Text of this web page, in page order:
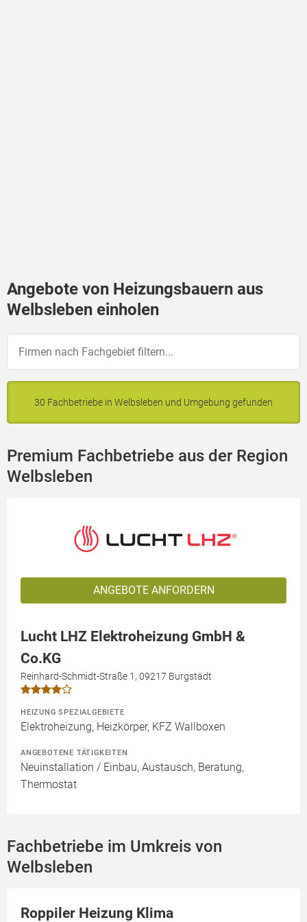
Angebote von Heizungsbauern aus
Welbsleben einholen
30 Fachbetriebe in Welbsleben und Umgebung gefunden
Premium Fachbetriebe aus der Region
Welbsleben
ANGEBOTE ANFORDERN
Lucht LHZ Elektroheizung GmbH &
Co.KG
Reinhard-Schmidt-Straße 1, 09217 Burgstädt
HEIZUNG SPEZIALGEBIETE
Elektroheizung, Heizkörper, KFZ Wallboxen
ANGEBOTENE TÄTIGKEITEN
Neuinstallation / Einbau, Austausch, Beratung,
Thermostat
Fachbetriebe im Umkreis von
Welbsleben
Roppiler Heizung Klima